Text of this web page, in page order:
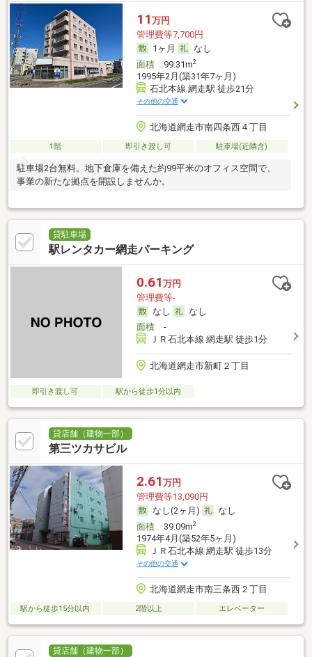
11 万円
管理費等7,700円
1ヶ月
なし
面積99.31m2
1995年2月(築31年7ヶ月)
石北本線 網走駅 徒歩21分
その他の交通
北海道網走市南四条西４丁目
1階 即引き渡し可 駐車場(近隣含)
駐車場2台無料。地下倉庫を備えた約99平米のオフィス空間で、
事業の新たな拠点を開設しませんか。
貸駐車場
駅レンタカー網走パーキング
0.61 万円
管理費等-
なし
なし
面積-
ＪＲ石北本線 網走駅 徒歩1分
北海道網走市新町２丁目
即引き渡し可 駅から徒歩1分以内
貸店舗（建物一部）
第三ツカサビル
2.61 万円
管理費等13,090円
なし(2ヶ月)
なし
面積39.09m2
1974年4月(築52年5ヶ月)
ＪＲ石北本線 網走駅 徒歩13分
その他の交通
北海道網走市南三条西２丁目
駅から徒歩15分以内 2階以上 エレベーター
貸店舗（建物一部）